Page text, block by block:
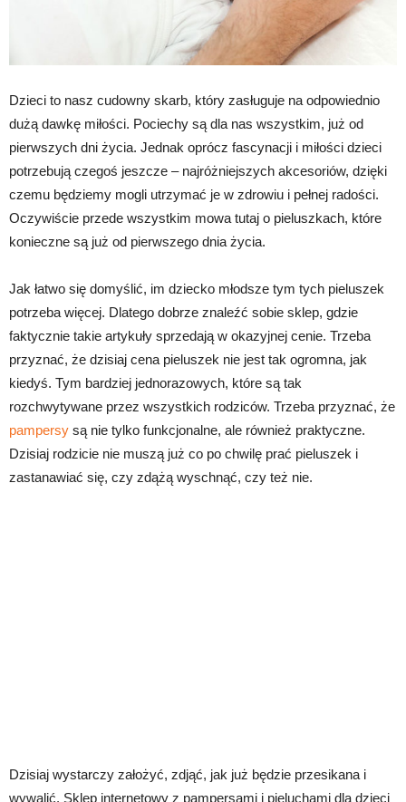
Dzieci to nasz cudowny skarb, który zasługuje na odpowiednio
dużą dawkę miłości. Pociechy są dla nas wszystkim, już od
pierwszych dni życia. Jednak oprócz fascynacji i miłości dzieci
potrzebują czegoś jeszcze – najróżniejszych akcesoriów, dzięki
czemu będziemy mogli utrzymać je w zdrowiu i pełnej radości.
Oczywiście przede wszystkim mowa tutaj o pieluszkach, które
konieczne są już od pierwszego dnia życia.
Jak łatwo się domyślić, im dziecko młodsze tym tych pieluszek
potrzeba więcej. Dlatego dobrze znaleźć sobie sklep, gdzie
faktycznie takie artykuły sprzedają w okazyjnej cenie. Trzeba
przyznać, że dzisiaj cena pieluszek nie jest tak ogromna, jak
kiedyś. Tym bardziej jednorazowych, które są tak
rozchwytywane przez wszystkich rodziców. Trzeba przyznać, że
pampersy są nie tylko funkcjonalne, ale również praktyczne.
Dzisiaj rodzicie nie muszą już co po chwilę prać pieluszek i
zastanawiać się, czy zdążą wyschnąć, czy też nie.
Dzisiaj wystarczy założyć, zdjąć, jak już będzie przesikana i
wywalić. Sklep internetowy z pampersami i pieluchami dla dzieci